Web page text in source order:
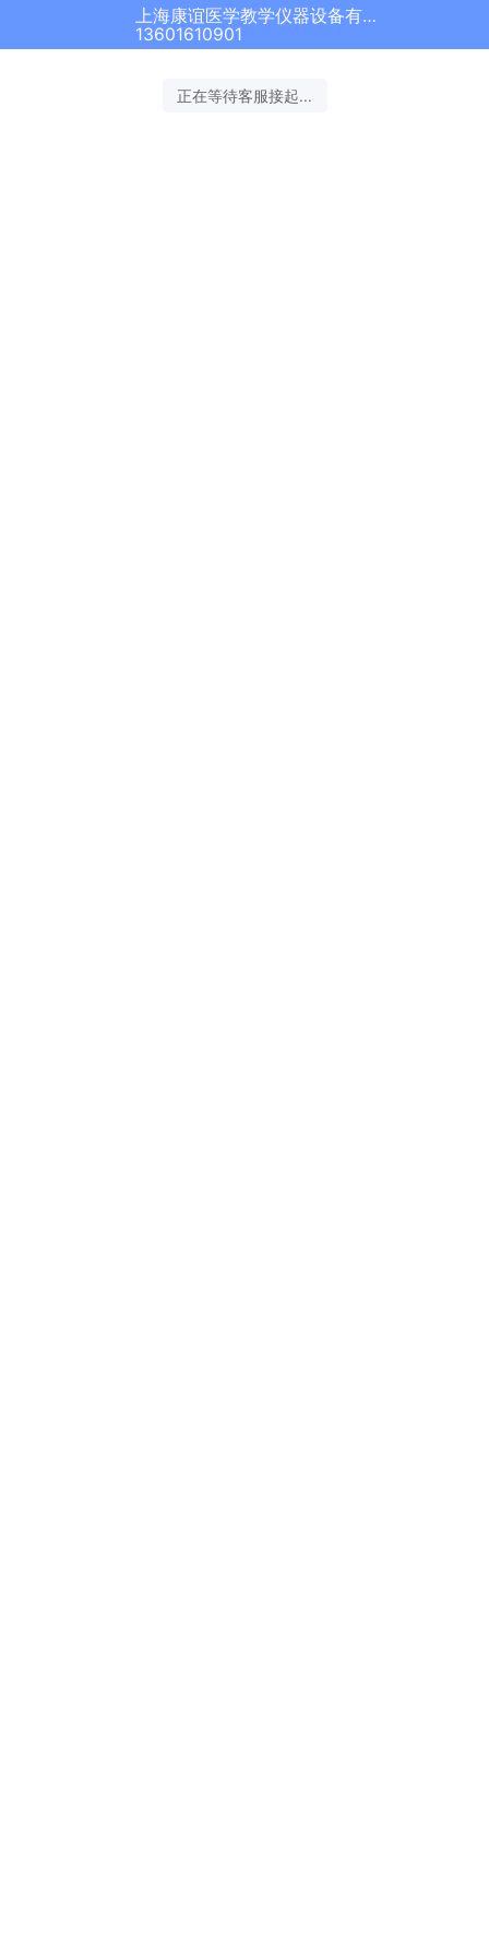
上海康谊医学教学仪器设备有限公司正在为您服务
13601610901
正在等待客服接起...